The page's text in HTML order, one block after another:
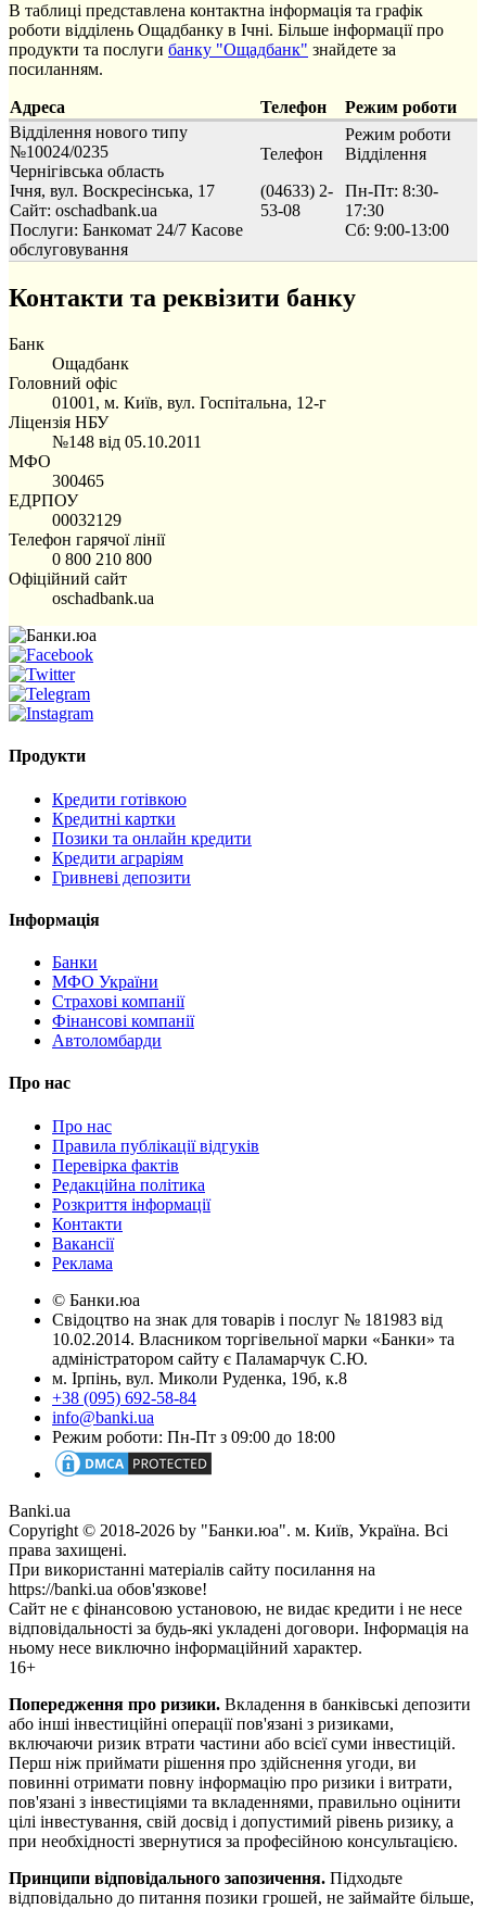
В таблиці представлена контактна інформація та графік
роботи відділень Ощадбанку в Ічні. Більше інформації про
продукти та послуги банку "Ощадбанк" знайдете за
посиланням.
Адреса Телефон
Режим роботи
Відділення нового типу
№10024/0235
Чернігівська область
Ічня, вул. Воскресінська, 17
Сайт: oschadbank.ua
Послуги: Банкомат 24/7 Касове
обслуговування
Телефон
(04633) 2-
53-08
Режим роботи
Відділення
Пн-Пт: 8:30-
17:30
Сб: 9:00-13:00
Контакти та реквізити банку
Банк
Ощадбанк
Головний офіс
01001, м. Київ, вул. Госпітальна, 12-г
Ліцензія НБУ
№148 від 05.10.2011
МФО
300465
ЕДРПОУ
00032129
Телефон гарячої лінії
0 800 210 800
Офіційний сайт
oschadbank.ua
Продукти
Кредити готівкою
Кредитні картки
Позики та онлайн кредити
Кредити аграріям
Гривневі депозити
Інформація
Банки
МФО України
Страхові компанії
Фінансові компанії
Автоломбарди
Про нас
Про нас
Правила публікації відгуків
Перевірка фактів
Редакційна політика
Розкриття інформації
Контакти
Вакансії
Реклама
© Банки.юа
Свідоцтво на знак для товарів і послуг № 181983 від
10.02.2014. Власником торгівельної марки «Банки» та
адміністратором сайту є Паламарчук С.Ю.
м. Ірпінь, вул. Миколи Руденка, 19б, к.8
+38 (095) 692-58-84
info@banki.ua
Режим роботи: Пн-Пт з 09:00 до 18:00
Banki.ua
Copyright © 2018-2026 by "Банки.юа". м. Київ, Україна. Всі
права захищені.
При використанні матеріалів сайту посилання на
https://banki.ua обов'язкове!
Сайт не є фінансовою установою, не видає кредити і не несе
відповідальності за будь-які укладені договори. Інформація на
ньому несе виключно інформаційний характер.
16+
Попередження про ризики. Вкладення в банківські депозити
або інші інвестиційні операції пов'язані з ризиками,
включаючи ризик втрати частини або всієї суми інвестицій.
Перш ніж приймати рішення про здійснення угоди, ви
повинні отримати повну інформацію про ризики і витрати,
пов'язані з інвестиціями та вкладеннями, правильно оцінити
цілі інвестування, свій досвід і допустимий рівень ризику, а
при необхідності звернутися за професійною консультацією.
Принципи відповідального запозичення. Підходьте
відповідально до питання позики грошей, не займайте більше,